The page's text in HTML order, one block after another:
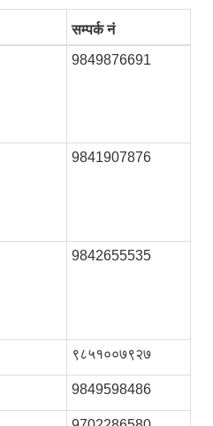
सम्पर्क नं
9849876691
9841907876
9842655535
९८५१००७९२७
9849598486